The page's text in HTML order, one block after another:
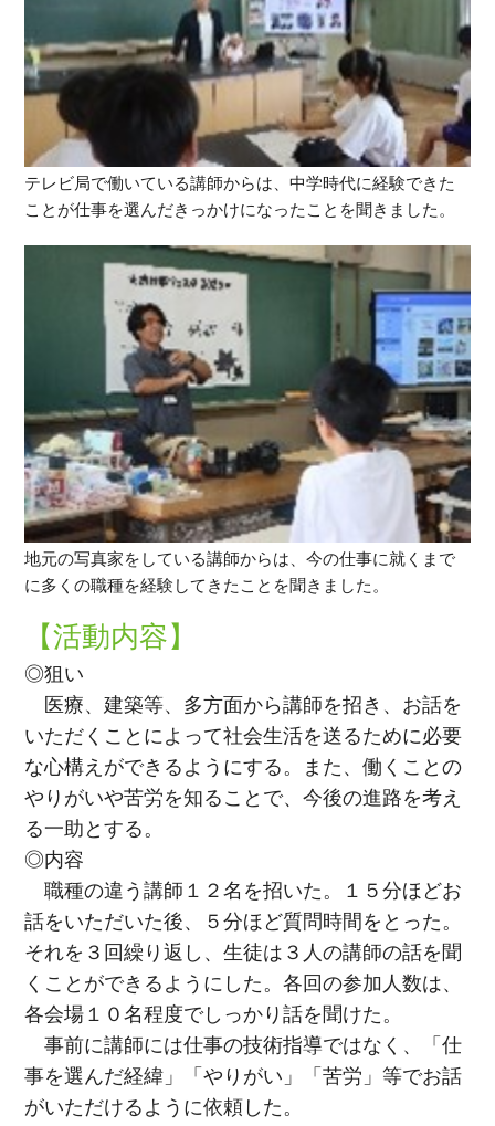
テレビ局で働いている講師からは、中学時代に経験できた
ことが仕事を選んだきっかけになったことを聞きました。
地元の写真家をしている講師からは、今の仕事に就くまで
に多くの職種を経験してきたことを聞きました。
【活動内容】
◎狙い
医療、建築等、多方面から講師を招き、お話を
いただくことによって社会生活を送るために必要
な心構えができるようにする。また、働くことの
やりがいや苦労を知ることで、今後の進路を考え
る一助とする。
◎内容
職種の違う講師１２名を招いた。１５分ほどお
話をいただいた後、５分ほど質問時間をとった。
それを３回繰り返し、生徒は３人の講師の話を聞
くことができるようにした。各回の参加人数は、
各会場１０名程度でしっかり話を聞けた。
事前に講師には仕事の技術指導ではなく、「仕
事を選んだ経緯」「やりがい」「苦労」等でお話
がいただけるように依頼した。